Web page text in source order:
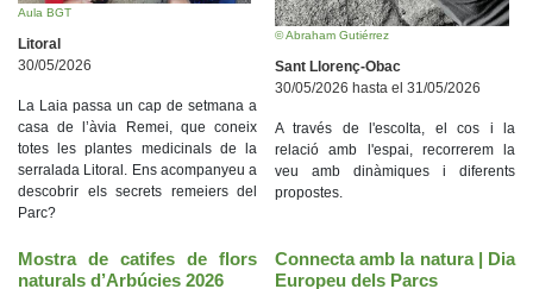
Aula BGT
Litoral
30/05/2026
La Laia passa un cap de setmana a
casa de l’àvia Remei, que coneix
totes les plantes medicinals de la
serralada Litoral. Ens acompanyeu a
descobrir els secrets remeiers del
Parc?
© Abraham Gutiérrez
Sant Llorenç-Obac
30/05/2026 hasta el 31/05/2026
A través de l'escolta, el cos i la
relació amb l'espai, recorrerem la
veu amb dinàmiques i diferents
propostes.
Mostra de catifes de flors
naturals d’Arbúcies 2026
Connecta amb la natura | Dia
Europeu dels Parcs